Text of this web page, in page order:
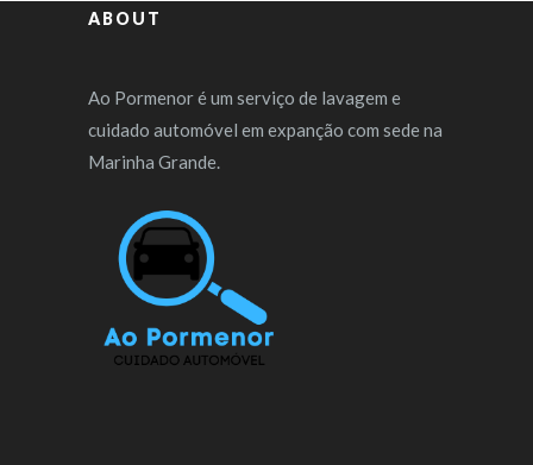
ABOUT
Ao Pormenor é um serviço de lavagem e
cuidado automóvel em expanção com sede na
Marinha Grande.